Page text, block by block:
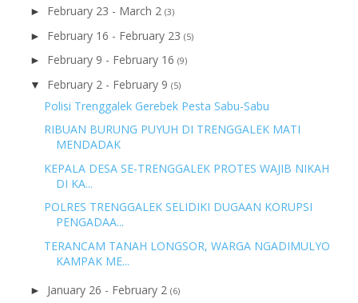
► February 23 - March 2 (3)
► February 16 - February 23 (5)
► February 9 - February 16 (9)
▼ February 2 - February 9 (5)
Polisi Trenggalek Gerebek Pesta Sabu-Sabu
RIBUAN BURUNG PUYUH DI TRENGGALEK MATI
MENDADAK
KEPALA DESA SE-TRENGGALEK PROTES WAJIB NIKAH
DI KA...
POLRES TRENGGALEK SELIDIKI DUGAAN KORUPSI
PENGADAA...
TERANCAM TANAH LONGSOR, WARGA NGADIMULYO
KAMPAK ME...
► January 26 - February 2 (6)